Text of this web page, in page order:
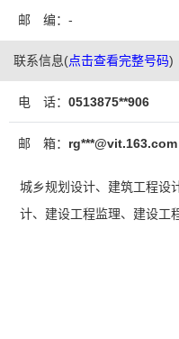
邮 编：-
联系信息(点击查看完整号码)
电 话： 0513875**906
邮 箱： rg***@vit.163.com
城乡规划设计、建筑工程设
计、建设工程监理、建设工